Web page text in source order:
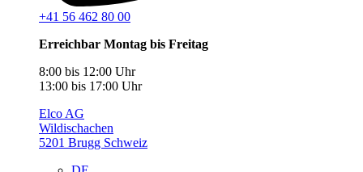
+41 56 462 80 00
Erreichbar Montag bis Freitag
8:00 bis 12:00 Uhr
13:00 bis 17:00 Uhr
Elco AG
Wildischachen
5201 Brugg Schweiz